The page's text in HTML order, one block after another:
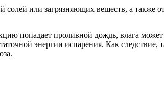
или загрязняющих веществ, а также
попадает проливной дождь, влага
энергии испарения. Как